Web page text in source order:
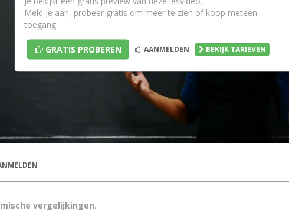
Meld je aan, probeer gratis om meer te zien of koop meteen
toegang.
GRATIS PROBEREN AANMELDEN BEKIJK TARIEVEN
vergelijkingen.